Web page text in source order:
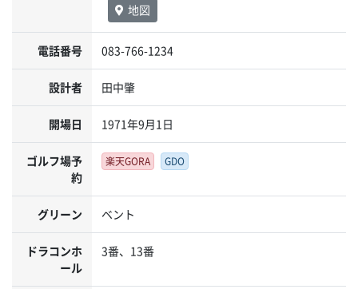
地図
電話番号 083-766-1234
設計者 田中肇
開場日 1971年9月1日
ゴルフ場予
約
楽天GORA GDO
グリーン ベント
ドラコンホ
ール
3番、13番